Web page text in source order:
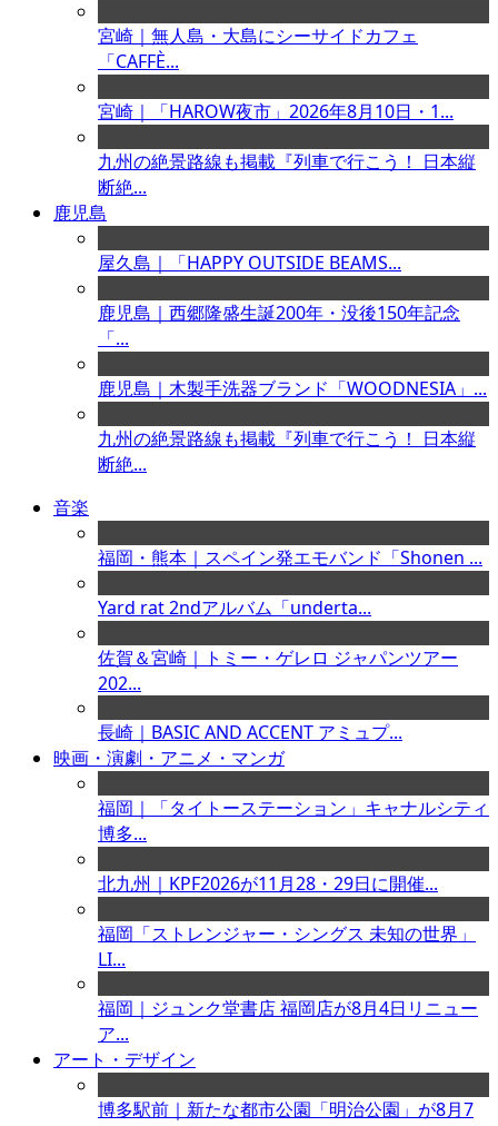
宮崎｜無人島・大島にシーサイドカフェ
「CAFFÈ...
宮崎｜「HAROW夜市」2026年8月10日・1...
九州の絶景路線も掲載『列車で行こう！ 日本縦
断絶...
鹿児島
屋久島｜「HAPPY OUTSIDE BEAMS...
鹿児島｜西郷隆盛生誕200年・没後150年記念
「...
鹿児島｜木製手洗器ブランド「WOODNESIA」...
九州の絶景路線も掲載『列車で行こう！ 日本縦
断絶...
音楽
福岡・熊本｜スペイン発エモバンド「Shonen ...
Yard rat 2ndアルバム「underta...
佐賀＆宮崎｜トミー・ゲレロ ジャパンツアー
202...
長崎｜BASIC AND ACCENT アミュプ...
映画・演劇・アニメ・マンガ
福岡｜「タイトーステーション」キャナルシティ
博多...
北九州｜KPF2026が11月28・29日に開催...
福岡「ストレンジャー・シングス 未知の世界」
LI...
福岡｜ジュンク堂書店 福岡店が8月4日リニュー
ア...
アート・デザイン
博多駅前｜新たな都市公園「明治公園」が8月7